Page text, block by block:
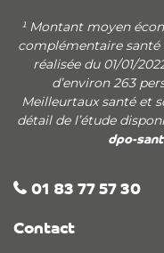
¹ Montant moyen
complémentaire santé
réalisée du 01/01/
d’environ 263
Meilleurtaux santé et
détail de l’étude
dpo-
01 83 77 57 30
Contact